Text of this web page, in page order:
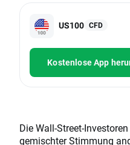
US100 CFD
Kostenlose App
Die Wall-Street-
gemischter Stimmung